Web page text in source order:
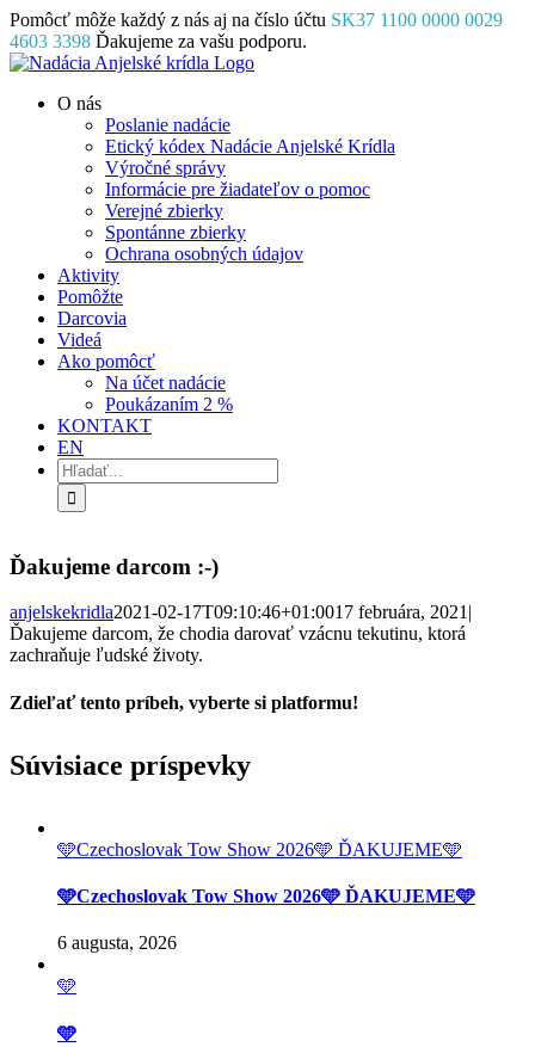
Skip
to
content
Pomôcť môže každý z nás aj na číslo účtu SK37 1100 0000 0029
4603 3398 Ďakujeme za vašu podporu.
Facebook
Instagram
YouTube
O nás
Poslanie nadácie
Etický kódex Nadácie Anjelské Krídla
Výročné správy
Informácie pre žiadateľov o pomoc
Verejné zbierky
Spontánne zbierky
Ochrana osobných údajov
Aktivity
Pomôžte
Darcovia
Videá
Ako pomôcť
Na účet nadácie
Poukázaním 2 %
KONTAKT
EN
Hľadať:
Ďakujeme darcom :-)
anjelskekridla2021-02-17T09:10:46+01:0017 februára, 2021|
Ďakujeme darcom, že chodia darovať vzácnu tekutinu, ktorá
zachraňuje ľudské životy.
Zdieľať tento príbeh, vyberte si platformu!
Súvisiace príspevky
🩵Czechoslovak Tow Show 2026🩵 ĎAKUJEME🩵
🩵Czechoslovak Tow Show 2026🩵 ĎAKUJEME🩵
6 augusta, 2026
🩵
🩵